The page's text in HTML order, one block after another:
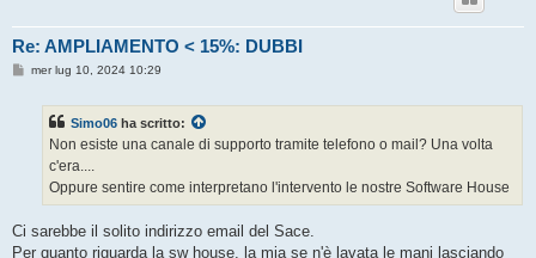
Re: AMPLIAMENTO < 15%: DUBBI
Mmer lug 10, 2024 10:29
Simo06 ha scritto:
Non esiste una canale di supporto tramite telefono o mail? Una volta
c'era....
Oppure sentire come interpretano l'intervento le nostre Software House
Ci sarebbe il solito indirizzo email del Sace.
Per quanto riguarda la sw house, la mia se n'è lavata le mani lasciando